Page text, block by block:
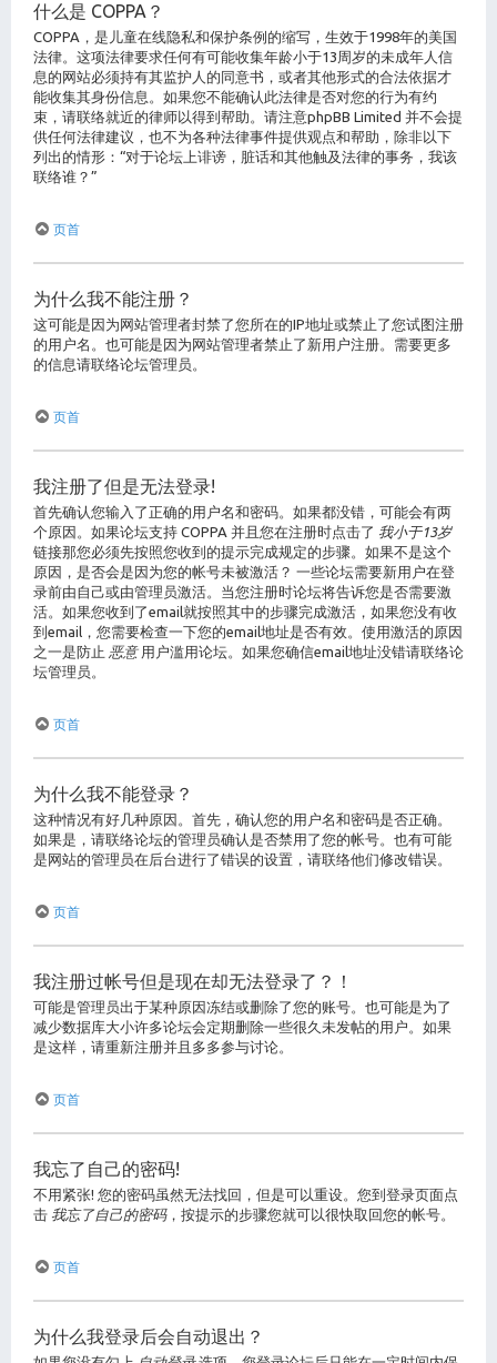
什么是 COPPA？
COPPA，是儿童在线隐私和保护条例的缩写，生效于1998年的美国
法律。这项法律要求任何有可能收集年龄小于13周岁的未成年人信
息的网站必须持有其监护人的同意书，或者其他形式的合法依据才
能收集其身份信息。如果您不能确认此法律是否对您的行为有约
束，请联络就近的律师以得到帮助。请注意phpBB Limited 并不会提
供任何法律建议，也不为各种法律事件提供观点和帮助，除非以下
列出的情形：“对于论坛上诽谤，脏话和其他触及法律的事务，我该
联络谁？”
页首
为什么我不能注册？
这可能是因为网站管理者封禁了您所在的IP地址或禁止了您试图注册
的用户名。也可能是因为网站管理者禁止了新用户注册。需要更多
的信息请联络论坛管理员。
页首
我注册了但是无法登录!
首先确认您输入了正确的用户名和密码。如果都没错，可能会有两
个原因。如果论坛支持 COPPA 并且您在注册时点击了 我小于13岁
链接那您必须先按照您收到的提示完成规定的步骤。如果不是这个
原因，是否会是因为您的帐号未被激活？ 一些论坛需要新用户在登
录前由自己或由管理员激活。当您注册时论坛将告诉您是否需要激
活。如果您收到了email就按照其中的步骤完成激活，如果您没有收
到email，您需要检查一下您的email地址是否有效。使用激活的原因
之一是防止 恶意用户滥用论坛。如果您确信email地址没错请联络论
坛管理员。
页首
为什么我不能登录？
这种情况有好几种原因。首先，确认您的用户名和密码是否正确。
如果是，请联络论坛的管理员确认是否禁用了您的帐号。也有可能
是网站的管理员在后台进行了错误的设置，请联络他们修改错误。
页首
我注册过帐号但是现在却无法登录了？！
可能是管理员出于某种原因冻结或删除了您的账号。也可能是为了
减少数据库大小许多论坛会定期删除一些很久未发帖的用户。如果
是这样，请重新注册并且多多参与讨论。
页首
我忘了自己的密码!
不用紧张! 您的密码虽然无法找回，但是可以重设。您到登录页面点
击 我忘了自己的密码，按提示的步骤您就可以很快取回您的帐号。
页首
为什么我登录后会自动退出？